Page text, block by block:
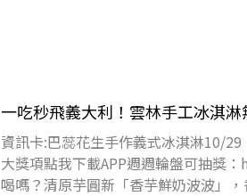
一吃秒飛義大利！雲林手工冰淇
資訊卡:巴蕊花生手作義式冰淇淋10/
大獎項點我下載APP週週輪盤可抽獎
喝嗎？清原芋圓新「香芋鮮奶波波」